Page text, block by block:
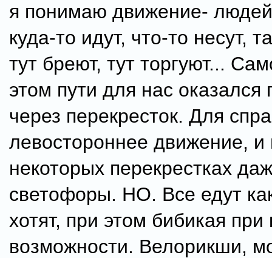
я понимаю движение-
куда-то идут, что-то несут,
тут бреют, тут торгуют...
этом пути для нас оказался
через перекресток. Для
левостороннее движение, и
некоторых перекрестках
светофоры. НО. Все едут
хотят, при этом бибикая
возможности. Велорикши,